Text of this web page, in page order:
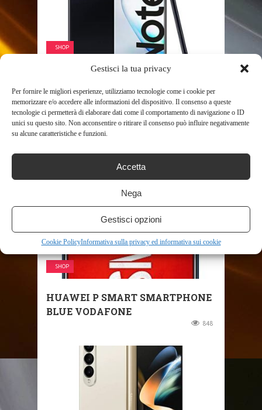
Gestisci la tua privacy
Per fornire le migliori esperienze, utilizziamo tecnologie come i cookie per
memorizzare e/o accedere alle informazioni del dispositivo. Il consenso a queste
tecnologie ci permetterà di elaborare dati come il comportamento di navigazione o ID
unici su questo sito. Non acconsentire o ritirare il consenso può influire negativamente
su alcune caratteristiche e funzioni.
Accetta
Nega
Gestisci opzioni
Cookie PolicyInformativa sulla privacy ed informativa sui cookie
SHOP
SMARTPHONE, DISPLAY 6.8″
DYNAMIC AMOLED, 256 GB ...
581
SHOP
HUAWEI P SMART SMARTPHONE
BLUE VODAFONE
848